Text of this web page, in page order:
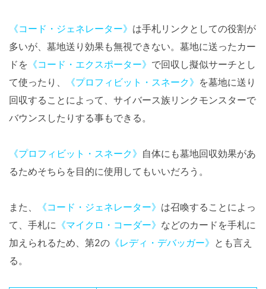
《コード・ジェネレーター》 は手札リンクとしての役割が
多いが、墓地送り効果も無視できない。墓地に送ったカー
ドを 《コード・エクスポーター》 で回収し擬似サーチとし
て使ったり、
《プロフィビット・スネーク》 を墓地に送り
回収することによって、サイバース族リンクモンスターで
バウンスしたりする事もできる。
《プロフィビット・スネーク》 自体にも墓地回収効果があ
るためそちらを目的に使用してもいいだろう。
また、 《コード・ジェネレーター》 は召喚することによっ
て、手札に 《マイクロ・コーダー》 などのカードを手札に
加えられるため、第2の 《レディ・デバッガー》 とも言え
る。